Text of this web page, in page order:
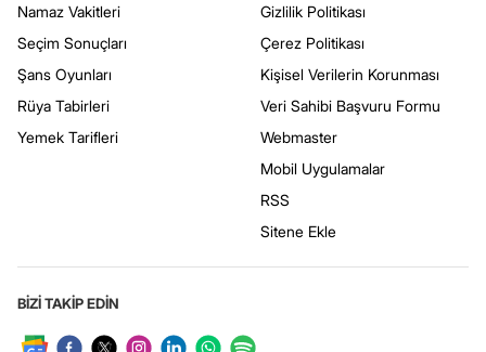
Namaz Vakitleri
Seçim Sonuçları
Şans Oyunları
Rüya Tabirleri
Yemek Tarifleri
Gizlilik Politikası
Çerez Politikası
Kişisel Verilerin Korunması
Veri Sahibi Başvuru Formu
Webmaster
Mobil Uygulamalar
RSS
Sitene Ekle
BİZİ TAKİP EDİN